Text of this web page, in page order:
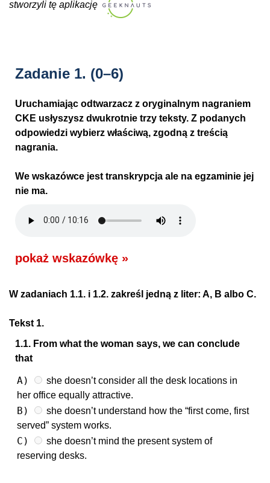
stworzyli tę aplikację
Zadanie 1. (0–6)
Uruchamiając odtwarzacz z oryginalnym nagraniem
CKE usłyszysz dwukrotnie trzy teksty. Z podanych
odpowiedzi wybierz właściwą, zgodną z treścią
nagrania.
We wskazówce jest transkrypcja ale na egzaminie jej
nie ma.
pokaż wskazówkę »
W zadaniach 1.1. i 1.2. zakreśl jedną z liter: A, B albo C.
Tekst 1.
1.1. From what the woman says, we can conclude
that
A)
she doesn’t consider all the desk locations in
her office equally attractive.
B)
she doesn’t understand how the “first come, first
served” system works.
C)
she doesn’t mind the present system of
reserving desks.